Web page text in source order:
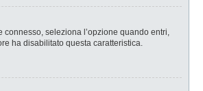
seleziona l’opzione quando entri,
ha disabilitato questa caratteristica.